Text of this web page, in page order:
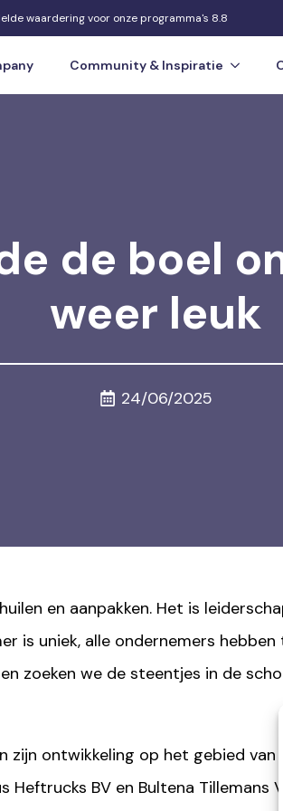
waardering voor onze programma's 8.8
Community & Inspiratie
de boel
weer leuk
24/06/2025
en aanpakken. Het is
is uniek, alle ondernemers
zoeken we de steentjes in de
zijn ontwikkeling op het gebied van
Heftrucks BV en Bultena Tillemans